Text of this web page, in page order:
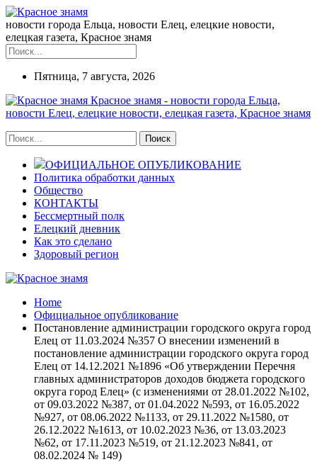
новости города Ельца, новости Елец, елецкие новости,
елецкая газета, Красное знамя
Пятница, 7 августа, 2026
Красное знамя - новости города Ельца,
новости Елец, елецкие новости, елецкая газета, Красное знамя
ОФИЦИАЛЬНОЕ ОПУБЛИКОВАНИЕ
Политика обработки данных
Общество
КОНТАКТЫ
Бессмертный полк
Елецкий дневник
Как это сделано
Здоровый регион
Home
Официальное опубликование
Постановление администрации городского округа город
Елец от 11.03.2024 №357 О внесении изменений в
постановление администрации городского округа город
Елец от 14.12.2021 №1896 «Об утверждении Перечня
главных администраторов доходов бюджета городского
округа город Елец» (с изменениями от 28.01.2022 №102,
от 09.03.2022 №387, от 01.04.2022 №593, от 16.05.2022
№927, от 08.06.2022 №1133, от 29.11.2022 №1580, от
26.12.2022 №1613, от 10.02.2023 №36, от 13.03.2023
№62, от 17.11.2023 №519, от 21.12.2023 №841, от
08.02.2024 № 149)